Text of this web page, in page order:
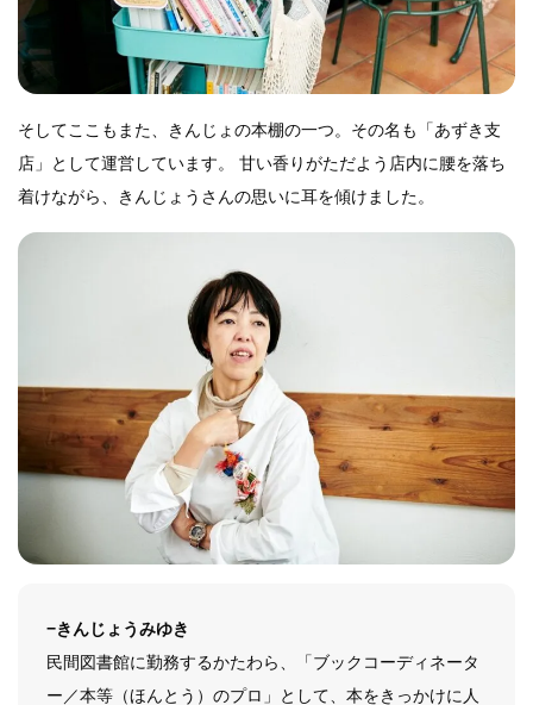
そしてここもまた、きんじょの本棚の一つ。その名も「あずき支
店」として運営しています。 甘い香りがただよう店内に腰を落ち
着けながら、きんじょうさんの思いに耳を傾けました。
−きんじょうみゆき
民間図書館に勤務するかたわら、「ブックコーディネータ
ー／本等（ほんとう）のプロ」として、本をきっかけに人